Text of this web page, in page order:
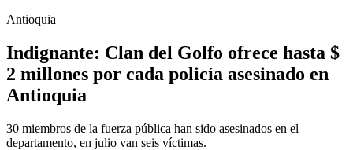
Antioquia
Indignante: Clan del Golfo ofrece hasta $
2 millones por cada policía asesinado en
Antioquia
30 miembros de la fuerza pública han sido asesinados en el
departamento, en julio van seis víctimas.